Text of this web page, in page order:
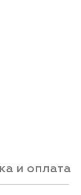
и оплата